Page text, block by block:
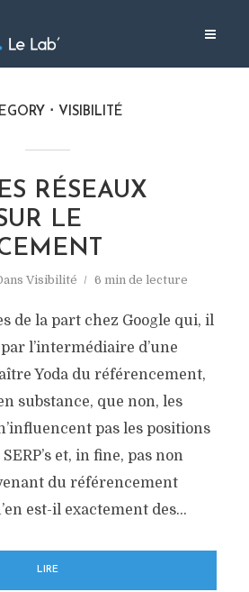
VISIBILITÉ
RÉSEAUX
LE
Visibilité 6 min de lecture
de la part chez Google qui, il
l’intermédiaire d’une
Yoda du référencement,
substance, que non, les
pas les positions
et, in fine, pas non
du référencement
est-il exactement des...
LIRE